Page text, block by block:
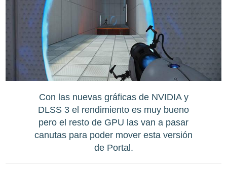
Con las nuevas gráficas de NVIDIA y
DLSS 3 el rendimiento es muy bueno
pero el resto de GPU las van a pasar
canutas para poder mover esta versión
de Portal.